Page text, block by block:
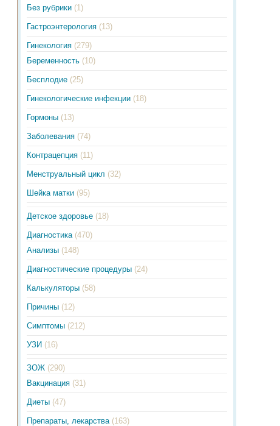
Без рубрики (1)
Гастроэнтерология (13)
Гинекология (279)
Беременность (10)
Бесплодие (25)
Гинекологические инфекции (18)
Гормоны (13)
Заболевания (74)
Контрацепция (11)
Менструальный цикл (32)
Шейка матки (95)
Детское здоровье (18)
Диагностика (470)
Анализы (148)
Диагностические процедуры (24)
Калькуляторы (58)
Причины (12)
Симптомы (212)
УЗИ (16)
ЗОЖ (290)
Вакцинация (31)
Диеты (47)
Препараты, лекарства (163)